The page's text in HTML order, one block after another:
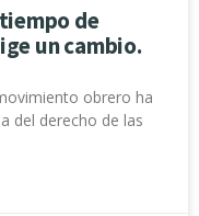
de
un cambio.
obrero ha
del derecho de las